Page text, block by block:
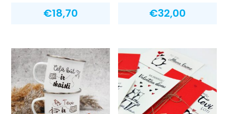
€18,70 €32,00